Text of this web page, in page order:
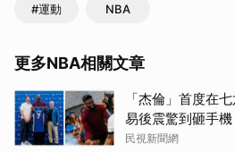
#運動 NBA
更多NBA相關文章
「杰倫」首度在
易後震驚到砸手機
民視新聞網